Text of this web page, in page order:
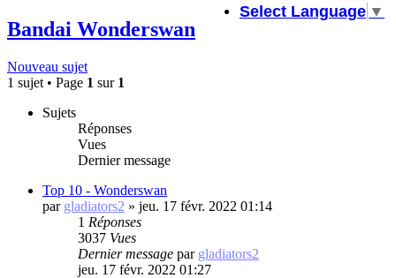
Select Language ▼
Bandai Wonderswan
Nouveau sujet
1 sujet • Page 1 sur 1
Sujets
Réponses
Vues
Dernier message
Top 10 - Wonderswan
par gladiators2 » jeu. 17 févr. 2022 01:14
1 Réponses
3037 Vues
Dernier message par gladiators2
jeu. 17 févr. 2022 01:27